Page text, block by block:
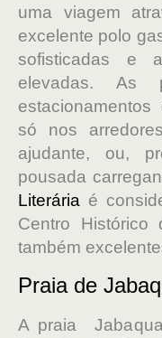
uma viagem
excelente polo
sofisticadas e
elevadas. As
só nos
ajudante, ou,
pousada
Literária é
Centro Histórico
também
Praia de
A praia